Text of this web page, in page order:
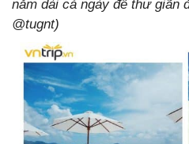
nằm dài cả ngày để thư giãn
@tugnt)